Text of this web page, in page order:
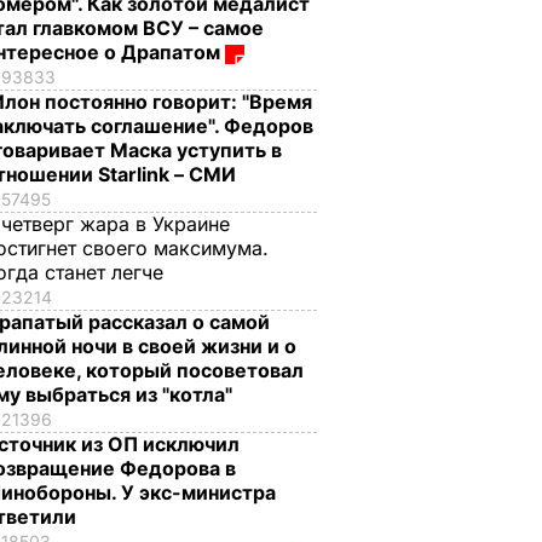
главкомом ВСУ – самое
о Драпатом
93833
постоянно говорит: "Время
соглашение". Федоров
Маска уступить в
Starlink – СМИ
57495
жара в Украине
своего максимума.
станет легче
23214
рассказал о самой
ночи в своей жизни и о
который посоветовал
выбраться из "котла"
21396
из ОП исключил
Федорова в
У экс-министра